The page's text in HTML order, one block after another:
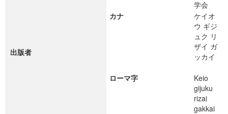
出版者
学会
カナ
ケイオ
ウ ギジ
ュク リ
ザイ ガ
ッカイ
ローマ字
Keio
gijuku
rizai
gakkai